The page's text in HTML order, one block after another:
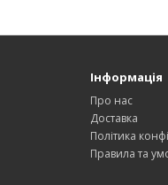
Інформація
Про нас
Доставка
Політика
Правила та